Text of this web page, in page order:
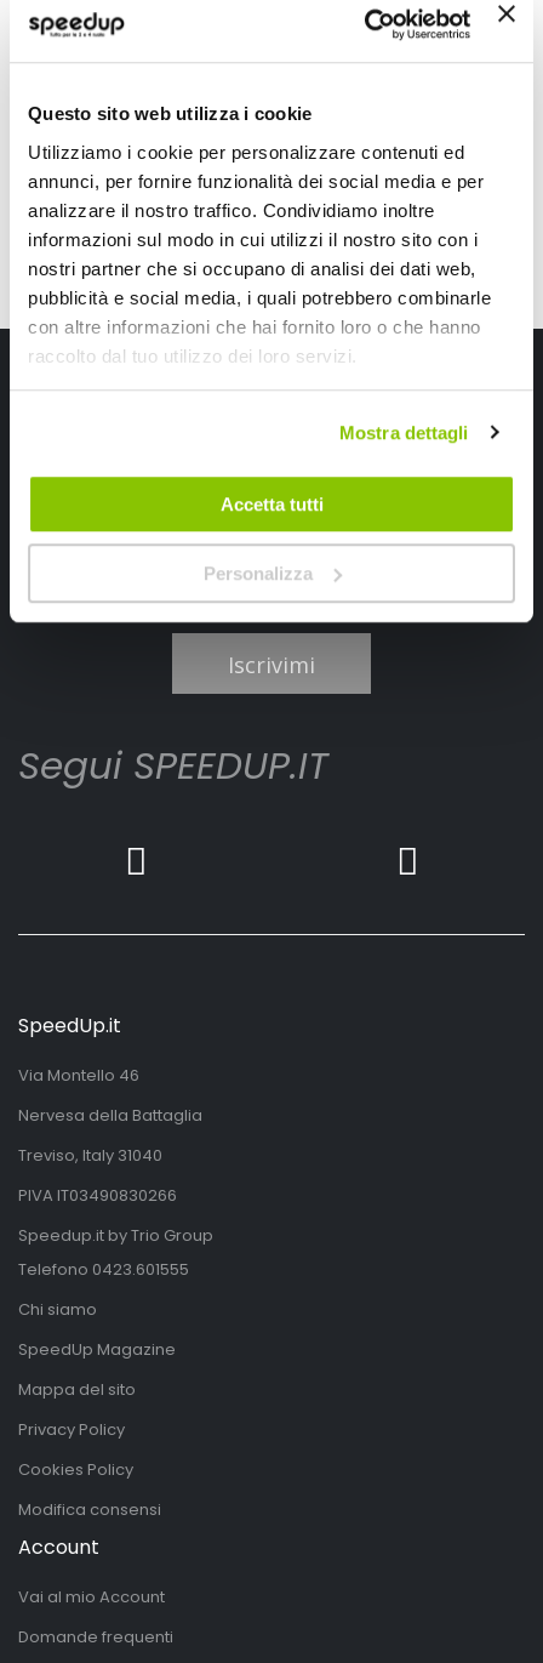
Questo sito web utilizza i cookie
Utilizziamo i cookie per personalizzare contenuti ed
annunci, per fornire funzionalità dei social media e per
analizzare il nostro traffico. Condividiamo inoltre
informazioni sul modo in cui utilizzi il nostro sito con i
nostri partner che si occupano di analisi dei dati web,
pubblicità e social media, i quali potrebbero combinarle
con altre informazioni che hai fornito loro o che hanno
raccolto dal tuo utilizzo dei loro servizi.
Mostra dettagli
Accetta tutti
Personalizza
WRC
CONSEGNA IN 48H
CELLULAR LINE
Iscriviti alla newsletter Speedup
Ricevi subito uno sconto del 10% per il tuo primo acquisto online!
Iscrivimi
Segui SPEEDUP.IT
SpeedUp.it
Via Montello 46
Nervesa della Battaglia
Treviso, Italy 31040
PIVA IT03490830266
Speedup.it by Trio Group
Telefono 0423.601555
Chi siamo
SpeedUp Magazine
Mappa del sito
Privacy Policy
Cookies Policy
Modifica consensi
Account
Vai al mio Account
Domande frequenti